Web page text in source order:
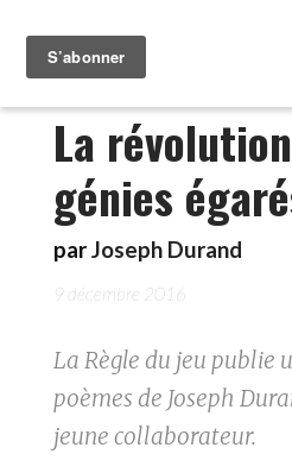
La
génies
parJoseph Durand
9 décembre 2016
La Règle du jeu publie
poèmes de Joseph
jeune collaborateur.